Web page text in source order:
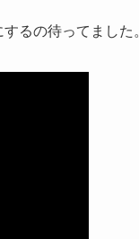
るの待ってました。